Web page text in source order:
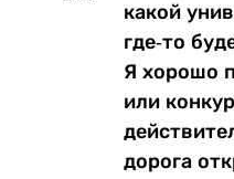
какой
где-то
Я хорошо
или
дорога